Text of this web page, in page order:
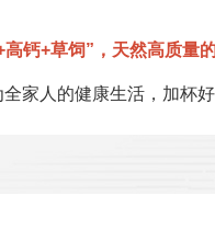
钙+草饲”，天然高质量
家人的健康生活，加杯